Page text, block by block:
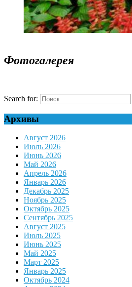
Фотогалерея
Search for:
Архивы
Август 2026
Июль 2026
Июнь 2026
Май 2026
Апрель 2026
Январь 2026
Декабрь 2025
Ноябрь 2025
Октябрь 2025
Сентябрь 2025
Август 2025
Июль 2025
Июнь 2025
Май 2025
Март 2025
Январь 2025
Октябрь 2024